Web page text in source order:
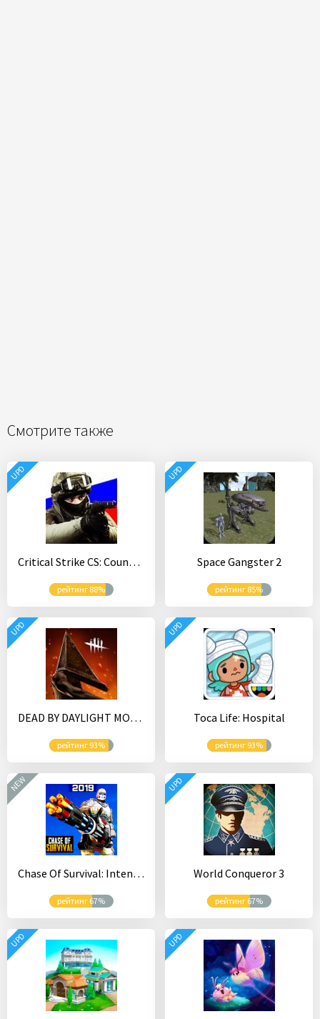
Смотрите также
Critical Strike CS: Counter Terrorist Online FPS
рейтинг 88%
UPD
Space Gangster 2
рейтинг 85%
UPD
DEAD BY DAYLIGHT MOBILE - Multiplayer Horror Game
рейтинг 93%
UPD
Toca Life: Hospital
рейтинг 93%
UPD
Chase Of Survival: Intense Action Shooting War
рейтинг 67%
NEW
World Conqueror 3
рейтинг 67%
UPD
UPD UPD